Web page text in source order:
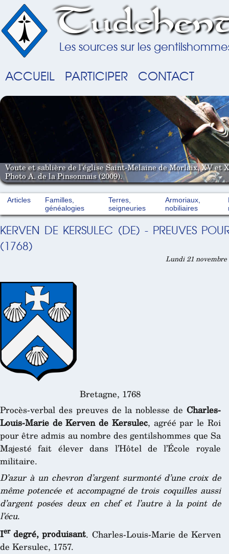
Les sources sur les
ACCUEIL PARTICIPER CONTACT
Voute et sablière de l'église Saint-Melaine de Morlaix, XV et
Photo A. de la Pinsonnais (2009).
Articles
Familles,
généalogies
Terres,
seigneuries
Armoriaux,
nobiliaires
KERVEN DE KERSULEC (DE) - PREUVES
(1768)
Lundi 21
Bretagne, 1768
Procès-verbal des preuves de la noblesse de Charles-
Louis-Marie de Kerven de Kersulec, agréé par le Roi
pour être admis au nombre des gentilshommes que Sa
Majesté fait élever dans l’Hôtel de l’École royale
militaire.
D’azur à un chevron d’argent surmonté d’une croix de
même potencée et accompagné de trois coquilles aussi
d’argent posées deux en chef et l’autre à la point de
l’écu.
Ierdegré, produisant. Charles-Louis-Marie de Kerven
de Kersulec, 1757.